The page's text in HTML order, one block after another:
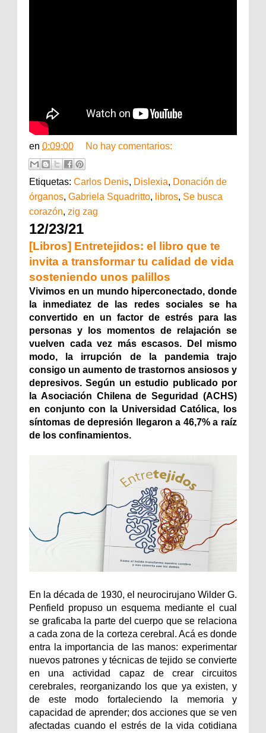
en 0:09:00 No hay comentarios:
Etiquetas: Carlos Denis, Dislexia, Donación de
órganos, Gabriela Squadritto, libros, Se busca
corazón, zig zag
12/23/21
[Libros] Entretejidos: el libro que te
invita a transformar tu calidad de vida
sosteniendo unos palillos
Vivimos en un mundo hiperconectado, donde
la inmediatez de las redes sociales se ha
convertido en un factor de estrés para las
personas y los momentos de relajación se
vuelven cada vez más escasos. Del mismo
modo, la irrupción de la pandemia trajo
consigo un aumento de trastornos ansiosos y
depresivos. Según un estudio publicado por
la Asociación Chilena de Seguridad (ACHS)
en conjunto con la Universidad Católica, los
síntomas de depresión llegaron a 46,7% a raíz
de los confinamientos.
En la década de 1930, el neurocirujano Wilder G.
Penfield propuso un esquema mediante el cual
se graficaba la parte del cuerpo que se relaciona
a cada zona de la corteza cerebral. Acá es donde
entra la importancia de las manos: experimentar
nuevos patrones y técnicas de tejido se convierte
en una actividad capaz de crear circuitos
cerebrales, reorganizando los que ya existen, y
de este modo fortaleciendo la memoria y
capacidad de aprender; dos acciones que se ven
afectadas cuando el estrés de la vida cotidiana